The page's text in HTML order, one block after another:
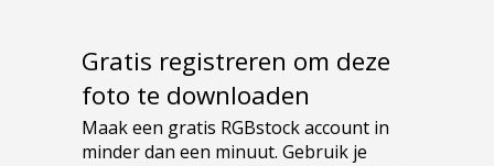
Gratis registreren om deze
foto te downloaden